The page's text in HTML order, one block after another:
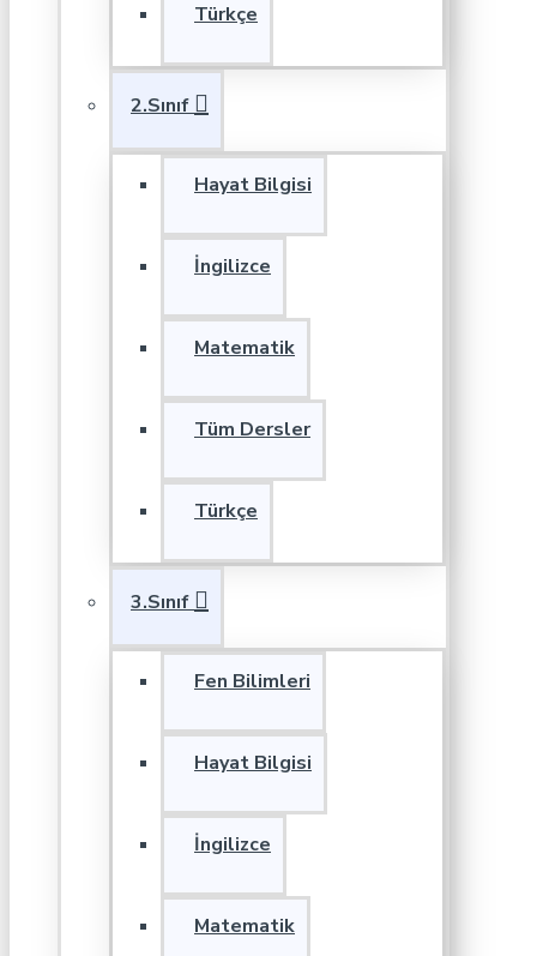
Türkçe
2.Sınıf
Hayat Bilgisi
İngilizce
Matematik
Tüm Dersler
Türkçe
3.Sınıf
Fen Bilimleri
Hayat Bilgisi
İngilizce
Matematik